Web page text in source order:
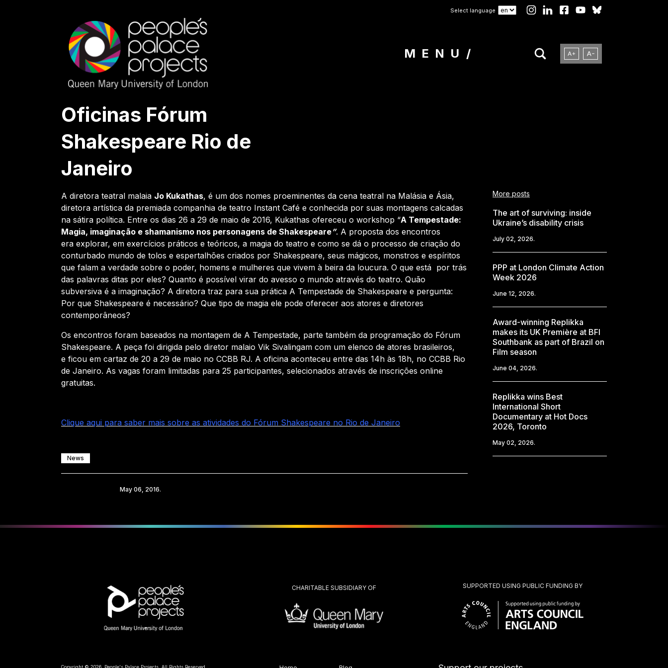
Select language
MENU
Oficinas Fórum
Shakespeare Rio de
Janeiro
A diretora teatral malaia Jo Kukathas, é um dos nomes proeminentes da cena teatral na Malásia e Ásia,
diretora artística da premiada companhia de teatro Instant Café e conhecida por suas montagens calcadas
na sátira política. Entre os dias 26 a 29 de maio de 2016, Kukathas ofereceu o workshop “A Tempestade:
Magia, imaginação e shamanismo nos personagens de Shakespeare”. A proposta dos encontros
era explorar, em exercícios práticos e teóricos, a magia do teatro e como se dá o processo de criação do
conturbado mundo de tolos e espertalhões criados por Shakespeare, seus mágicos, monstros e espíritos
que falam a verdade sobre o poder, homens e mulheres que vivem à beira da loucura. O que está por trás
das palavras ditas por eles? Quanto é possível virar do avesso o mundo através do teatro. Quão
subversiva é a imaginação? A diretora traz para sua prática A Tempestade de Shakespeare e pergunta:
Por que Shakespeare é necessário? Que tipo de magia ele pode oferecer aos atores e diretores
contemporâneos?
Os encontros foram baseados na montagem de A Tempestade, parte também da programação do Fórum
Shakespeare. A peça foi dirigida pelo diretor malaio Vik Sivalingam com um elenco de atores brasileiros,
e ficou em cartaz de 20 a 29 de maio no CCBB RJ. A oficina aconteceu entre das 14h às 18h, no CCBB Rio
de Janeiro. As vagas foram limitadas para 25 participantes, selecionados através de inscrições online
gratuitas.
Clique aqui para saber mais sobre as atividades do Fórum Shakespeare no Rio de Janeiro
News
May 06, 2016.
More posts
The art of surviving: inside
Ukraine’s disability crisis
July 02, 2026.
PPP at London Climate Action
Week 2026
June 12, 2026.
Award-winning Replikka
makes its UK Première at BFI
Southbank as part of Brazil on
Film season
June 04, 2026.
Replikka wins Best
International Short
Documentary at Hot Docs
2026, Toronto
May 02, 2026.
CHARITABLE SUBSIDIARY OF SUPPORTED USING PUBLIC FUNDING BY
Copyright © 2026, People's Palace Projects. All Rights Reserved.